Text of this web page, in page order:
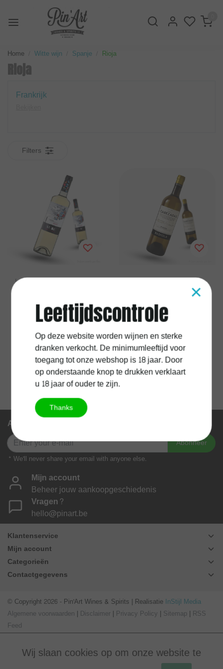
Home Witte wijn Spanje Rioja
Rioja
Frankrijk
Filters
Leza Garcia
Semi-Dulce
Verzendkosten
Badiola
Badiola Bideona Viura
Cabezadas DO Rioja
€13,95
Excl.Verzendkosten
Abonneer je op onze nieuwsbrief
Abonneer
* We'll never share your email with anyone else.
Mijn account
Beheer jouw aankoopgeschiedenis
Vragen?
hello@pinart.be
Klantenservice
Mijn account
Categorieën
Contactgegevens
© Copyright 2026 - Pin'Art Wines & Spirits | Realisatie InStijl Media
Algemene voorwaarden | Disclaimer | Privacy Policy | Sitemap | RSS
Feed
×
Leeftijdscontrole
Op deze website worden wijnen en sterke
dranken verkocht. De minimumleeftijd voor
toegang tot onze webshop is 18 jaar. Door
op onderstaande knop te drukken verklaart
u 18 jaar of ouder te zijn.
Thanks
Wij slaan cookies op om onze website te